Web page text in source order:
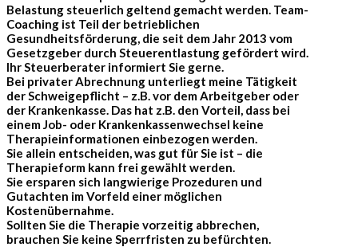
Belastung steuerlich geltend gemacht werden. Team-
Coaching ist Teil der betrieblichen
Gesundheitsförderung, die seit dem Jahr 2013 vom
Gesetzgeber durch Steuerentlastung gefördert wird.
Ihr Steuerberater informiert Sie gerne.
Bei privater Abrechnung unterliegt meine Tätigkeit
der Schweigepflicht – z.B. vor dem Arbeitgeber oder
der Krankenkasse. Das hat z.B. den Vorteil, dass bei
einem Job- oder Krankenkassenwechsel keine
Therapieinformationen einbezogen werden.
Sie allein entscheiden, was gut für Sie ist – die
Therapieform kann frei gewählt werden.
Sie ersparen sich langwierige Prozeduren und
Gutachten im Vorfeld einer möglichen
Kostenübernahme.
Sollten Sie die Therapie vorzeitig abbrechen,
brauchen Sie keine Sperrfristen zu befürchten.